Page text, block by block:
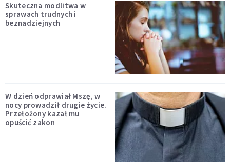
Skuteczna modlitwa w
sprawach trudnych i
beznadziejnych
W dzień odprawiał Mszę, w
nocy prowadził drugie życie.
Przełożony kazał mu
opuścić zakon